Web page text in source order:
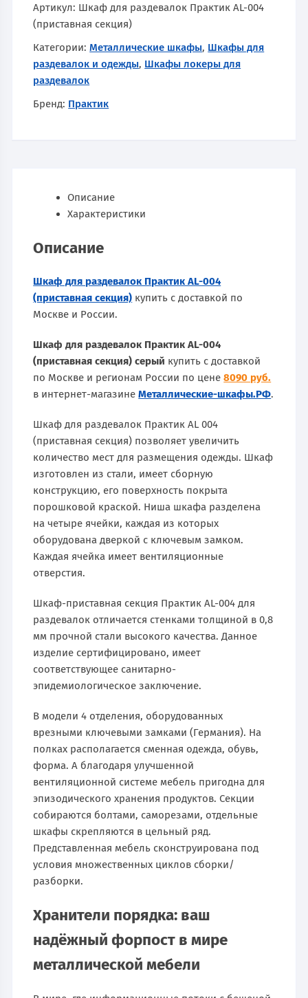
Артикул: Шкаф для раздевалок Практик AL-004
(приставная секция)
Категории:Металлические шкафы, Шкафы для
раздевалок и одежды, Шкафы локеры для
раздевалок
Бренд: Практик
Описание
Характеристики
Описание
Шкаф для раздевалок Практик AL-004
(приставная секция) купить с доставкой по
Москве и России.
Шкаф для раздевалок Практик AL-004
(приставная секция) серый купить с доставкой
по Москве и регионам России по цене8090 руб.
в интернет-магазинеМеталлические-шкафы.РФ.
Шкаф для раздевалок Практик AL 004
(приставная секция) позволяет увеличить
количество мест для размещения одежды. Шкаф
изготовлен из стали, имеет сборную
конструкцию, его поверхность покрыта
порошковой краской. Ниша шкафа разделена
на четыре ячейки, каждая из которых
оборудована дверкой с ключевым замком.
Каждая ячейка имеет вентиляционные
отверстия.
Шкаф-приставная секция Практик AL-004 для
раздевалок отличается стенками толщиной в 0,8
мм прочной стали высокого качества. Данное
изделие сертифицировано, имеет
соответствующее санитарно-
эпидемиологическое заключение.
В модели 4 отделения, оборудованных
врезными ключевыми замками (Германия). На
полках располагается сменная одежда, обувь,
форма. А благодаря улучшенной
вентиляционной системе мебель пригодна для
эпизодического хранения продуктов. Секции
собираются болтами, саморезами, отдельные
шкафы скрепляются в цельный ряд.
Представленная мебель сконструирована под
условия множественных циклов сборки/
разборки.
Хранители порядка: ваш
надёжный форпост в мире
металлической мебели